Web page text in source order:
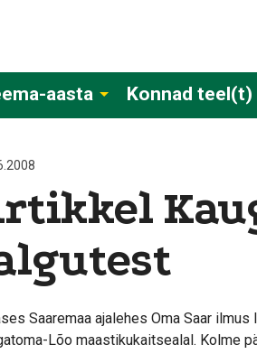
aasta Konnad teel(t)
Saaremaa ajalehes Oma Saar
Lõo maastikukaitsealal. Kolme